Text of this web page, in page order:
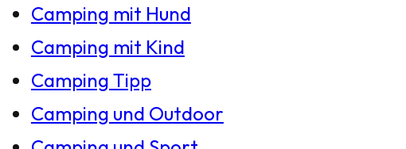
Camping mit Hund
Camping mit Kind
Camping Tipp
Camping und Outdoor